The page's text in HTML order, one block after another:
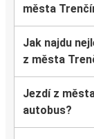
města
Jak najdu
z města
Jezdí z
autobus?